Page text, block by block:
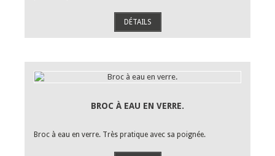
DÉTAILS
BROC À EAU EN VERRE.
Broc à eau en verre. Très pratique avec sa poignée.